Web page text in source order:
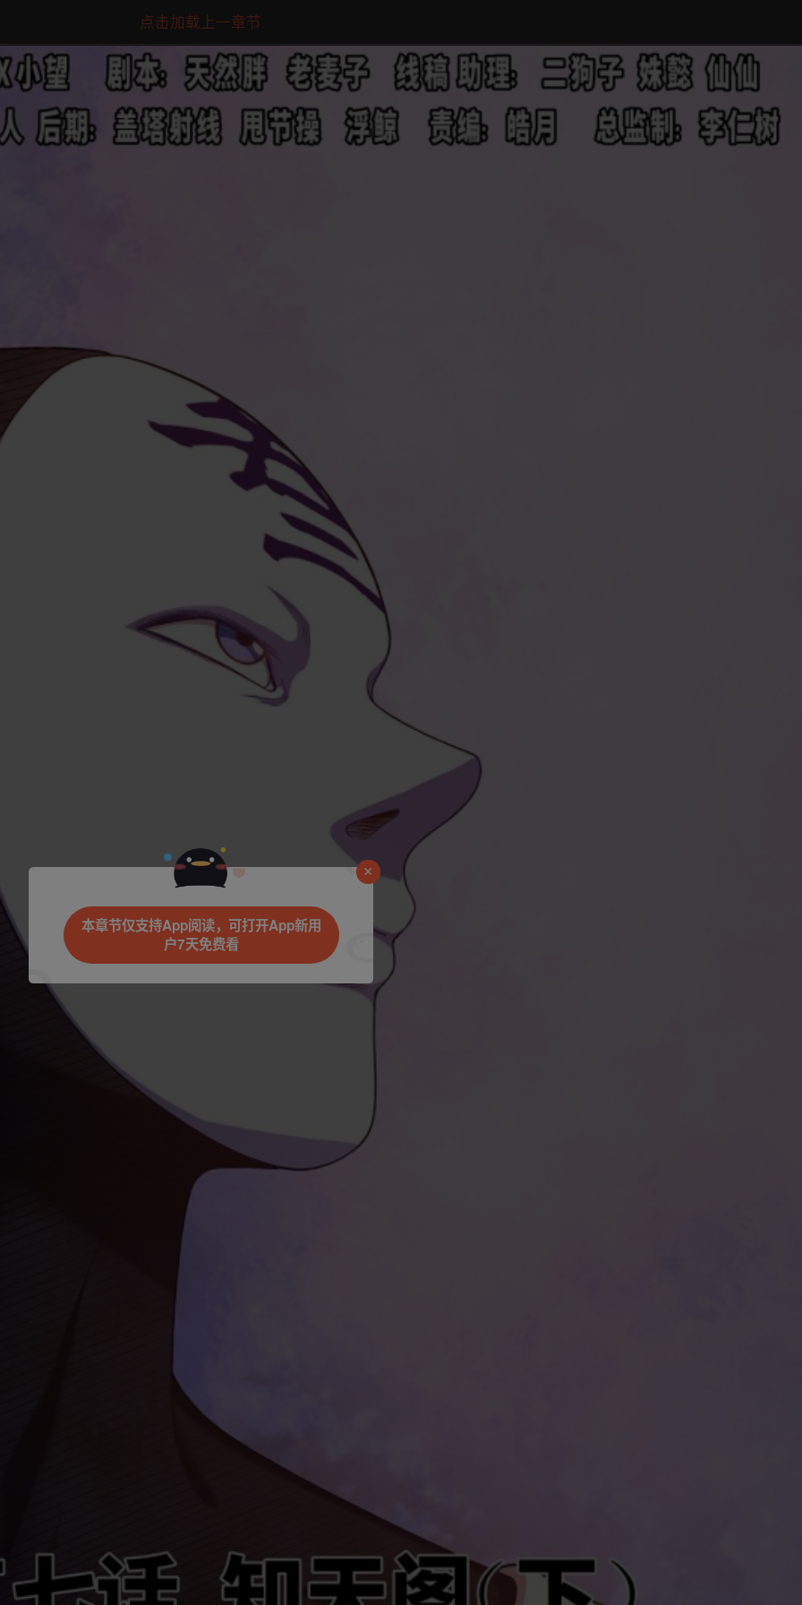
点击加载上一章节
本章节仅支持App阅读，可打开App新用
户7天免费看
是否前往腾漫App继续阅读
立即前往